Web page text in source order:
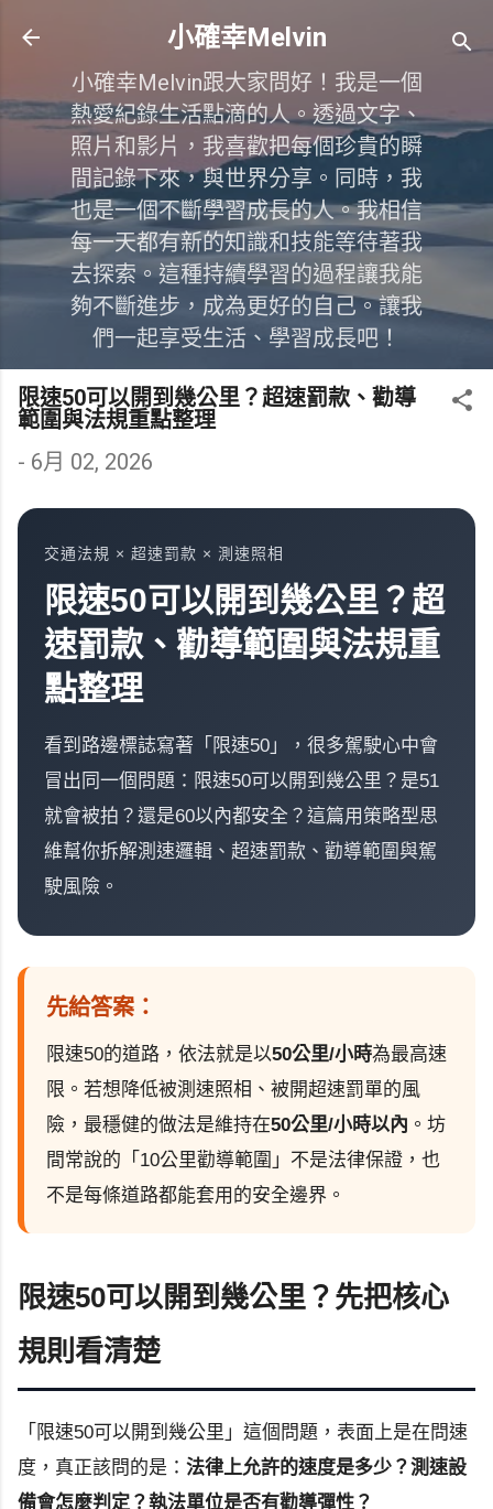
跳到主要內容
小確幸Melvin
小確幸Melvin跟大家問好！我是一個
熱愛紀錄生活點滴的人。透過文字、
照片和影片，我喜歡把每個珍貴的瞬
間記錄下來，與世界分享。同時，我
也是一個不斷學習成長的人。我相信
每一天都有新的知識和技能等待著我
去探索。這種持續學習的過程讓我能
夠不斷進步，成為更好的自己。讓我
們一起享受生活、學習成長吧！
限速50可以開到幾公里？超速罰款、勸導
範圍與法規重點整理
- 6月 02, 2026
交通法規 × 超速罰款 × 測速照相
限速50可以開到幾公里？超
速罰款、勸導範圍與法規重
點整理
看到路邊標誌寫著「限速50」，很多駕駛心中會
冒出同一個問題：限速50可以開到幾公里？是51
就會被拍？還是60以內都安全？這篇用策略型思
維幫你拆解測速邏輯、超速罰款、勸導範圍與駕
駛風險。
先給答案：
限速50的道路，依法就是以50公里/小時為最高速
限。若想降低被測速照相、被開超速罰單的風
險，最穩健的做法是維持在50公里/小時以內 。坊
間常說的「10公里勸導範圍」不是法律保證，也
不是每條道路都能套用的安全邊界。
限速50可以開到幾公里？先把核心
規則看清楚
「限速50可以開到幾公里」這個問題，表面上是在問速
度，真正該問的是： 法律上允許的速度是多少？測速設
備會怎麼判定？執法單位是否有勸導彈性？